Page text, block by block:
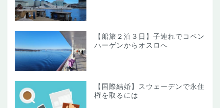
【船旅２泊３日】子連れでコペン
ハーゲンからオスロへ
【国際結婚】スウェーデンで永住
権を取るには